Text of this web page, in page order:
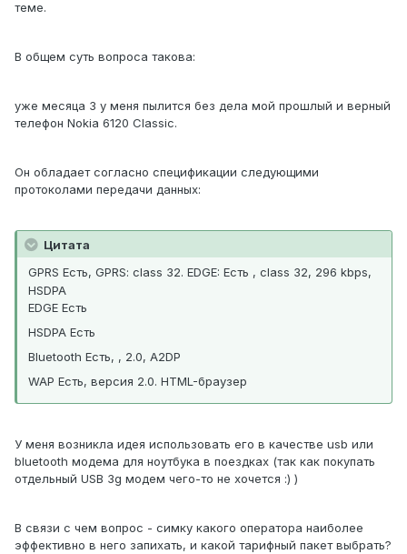
теме.
В общем суть вопроса такова:
уже месяца 3 у меня пылится без дела мой прошлый и верный
телефон Nokia 6120 Classic.
Он обладает согласно спецификации следующими
протоколами передачи данных:
Цитата
GPRS Есть, GPRS: class 32. EDGE: Есть , class 32, 296 kbps,
HSDPA
EDGE Есть
HSDPA Есть
Bluetooth Есть, , 2.0, A2DP
WAP Есть, версия 2.0. HTML-браузер
У меня возникла идея использовать его в качестве usb или
bluetooth модема для ноутбука в поездках (так как покупать
отдельный USB 3g модем чего-то не хочется :) )
В связи с чем вопрос - симку какого оператора наиболее
эффективно в него запихать, и какой тарифный пакет выбрать?